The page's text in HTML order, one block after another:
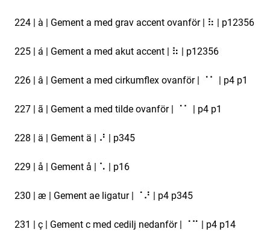
224 | à | Gement a med grav accent ovanför | ⠷ | p12356
225 | á | Gement a med akut accent | ⠷ | p12356
226 | â | Gement a med cirkumflex ovanför | ⠈⠁ | p4 p1
227 | ã | Gement a med tilde ovanför | ⠈⠁ | p4 p1
228 | ä | Gement ä | ⠜ | p345
229 | å | Gement å | ⠡ | p16
230 | æ | Gement ae ligatur | ⠈⠜ | p4 p345
231 | ç | Gement c med cedilj nedanför | ⠈⠉ | p4 p14